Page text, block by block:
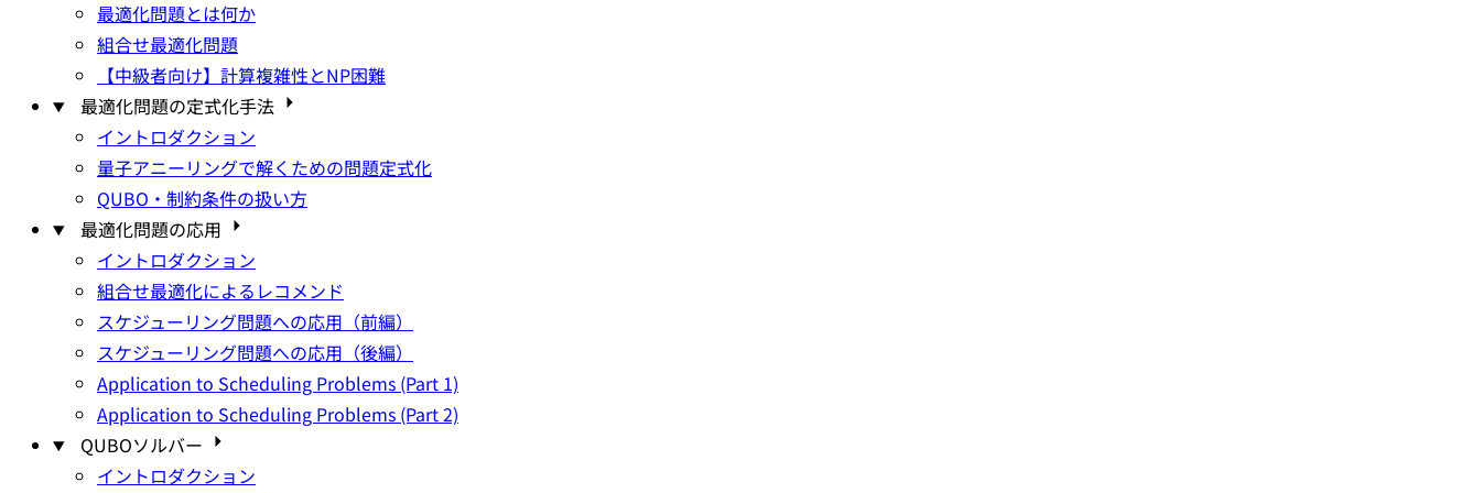
最適化問題とは何か
組合せ最適化問題
【中級者向け】計算複雑性とNP困難
最適化問題の定式化手法
イントロダクション
量子アニーリングで解くための問題定式化
QUBO・制約条件の扱い方
最適化問題の応用
イントロダクション
組合せ最適化によるレコメンド
スケジューリング問題への応用（前編）
スケジューリング問題への応用（後編）
Application to Scheduling Problems (Part 1)
Application to Scheduling Problems (Part 2)
QUBOソルバー
イントロダクション